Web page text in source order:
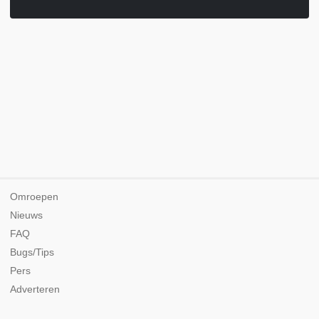
Omroepen
Nieuws
FAQ
Bugs/Tips
Pers
Adverteren